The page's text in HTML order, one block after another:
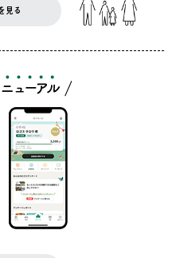
見る